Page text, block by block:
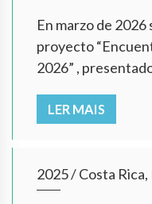
En marzo de 2026
proyecto
2026” ,
LER MAIS
2025/Costa